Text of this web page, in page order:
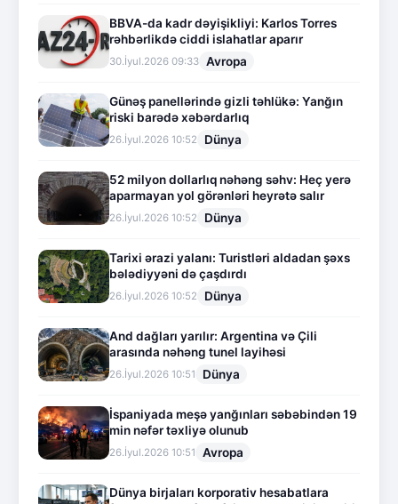
BBVA-da kadr dəyişikliyi: Karlos Torres
rəhbərlikdə ciddi islahatlar aparır
30.İyul.2026 09:33 Avropa
Günəş panellərində gizli təhlükə: Yanğın
riski barədə xəbərdarlıq
26.İyul.2026 10:52 Dünya
52 milyon dollarlıq nəhəng səhv: Heç yerə
aparmayan yol görənləri heyrətə salır
26.İyul.2026 10:52 Dünya
Tarixi ərazi yalanı: Turistləri aldadan şəxs
bələdiyyəni də çaşdırdı
26.İyul.2026 10:52 Dünya
And dağları yarılır: Argentina və Çili
arasında nəhəng tunel layihəsi
26.İyul.2026 10:51 Dünya
İspaniyada meşə yanğınları səbəbindən 19
min nəfər təxliyə olunub
26.İyul.2026 10:51 Avropa
Dünya birjaları korporativ hesabatlara